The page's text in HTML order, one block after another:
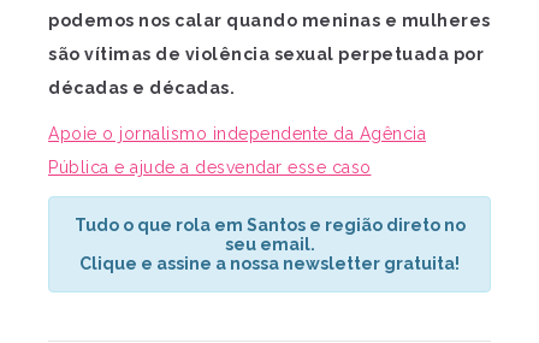
podemos nos calar quando meninas e mulheres
são vítimas de violência sexual perpetuada por
décadas e décadas.
Apoie o jornalismo independente da Agência
Pública e ajude a desvendar esse caso
Tudo o que rola em Santos e região direto no
seu email.
Clique e assine a nossa newsletter gratuita!